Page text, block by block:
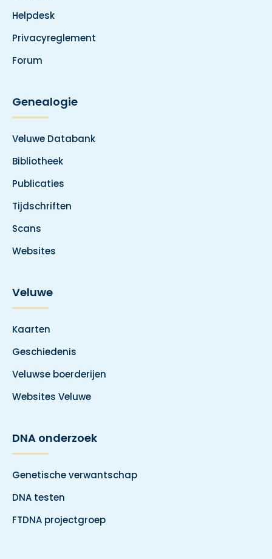
Helpdesk
Privacyreglement
Forum
Genealogie
Veluwe Databank
Bibliotheek
Publicaties
Tijdschriften
Scans
Websites
Veluwe
Kaarten
Geschiedenis
Veluwse boerderijen
Websites Veluwe
DNA onderzoek
Genetische verwantschap
DNA testen
FTDNA projectgroep